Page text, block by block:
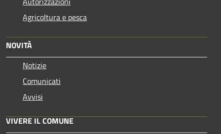
Agricoltura e pesca
NOVITÀ
Notizie
Comunicati
Avvisi
VIVERE IL COMUNE